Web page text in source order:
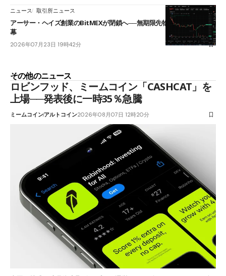
ニュース 取引所ニュース
アーサー・ヘイズ創業のBitMEXが閉鎖へ──無期限先物を生んだ11年に
幕
2026年07月23日 19時42分
その他のニュース
ロビンフッド、ミームコイン「CASHCAT」を
上場──発表後に一時35％急騰
ミームコインアルトコイン2026年08月07日 12時20分